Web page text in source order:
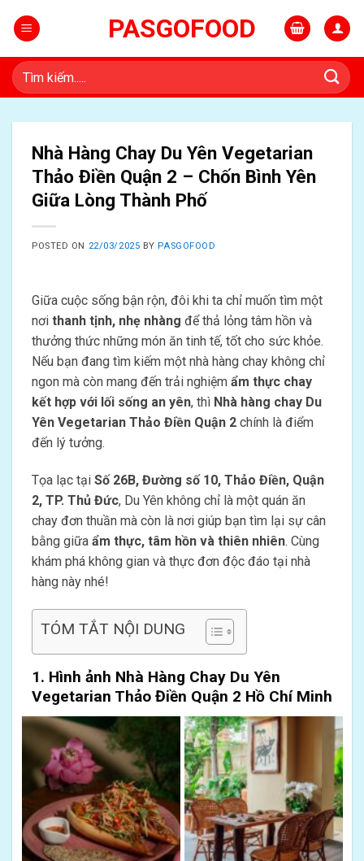
PASGOFOOD
Tìm
kiếm:
Nhà Hàng Chay Du Yên Vegetarian
Thảo Điền Quận 2 – Chốn Bình Yên
Giữa Lòng Thành Phố
POSTED ON 22/03/2025 BY PASGOFOOD
Giữa cuộc sống bận rộn, đôi khi ta chỉ muốn tìm một
nơi thanh tịnh, nhẹ nhàng để thả lỏng tâm hồn và
thưởng thức những món ăn tinh tế, tốt cho sức khỏe.
Nếu bạn đang tìm kiếm một nhà hàng chay không chỉ
ngon mà còn mang đến trải nghiệm ẩm thực chay
kết hợp với lối sống an yên, thì Nhà hàng chay Du
Yên Vegetarian Thảo Điền Quận 2 chính là điểm
đến lý tưởng.
Tọa lạc tại Số 26B, Đường số 10, Thảo Điền, Quận
2, TP. Thủ Đức, Du Yên không chỉ là một quán ăn
chay đơn thuần mà còn là nơi giúp bạn tìm lại sự cân
bằng giữa ẩm thực, tâm hồn và thiên nhiên. Cùng
khám phá không gian và thực đơn độc đáo tại nhà
hàng này nhé!
TÓM TẮT NỘI DUNG
1. Hình ảnh Nhà Hàng Chay Du Yên
Vegetarian Thảo Điền Quận 2 Hồ Chí Minh